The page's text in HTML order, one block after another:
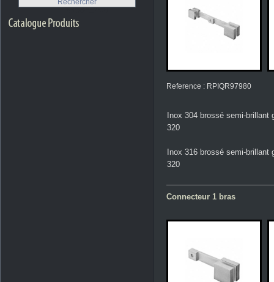
Reference : RPIQR97980
Inox 304 brossé semi-brillant
320
Inox 316 brossé semi-brillant
320
Connecteur 1 bras